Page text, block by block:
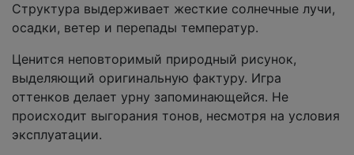
Структура выдерживает жесткие солнечные лучи,
осадки, ветер и перепады температур.
Ценится неповторимый природный рисунок,
выделяющий оригинальную фактуру. Игра
оттенков делает урну запоминающейся. Не
происходит выгорания тонов, несмотря на условия
эксплуатации.